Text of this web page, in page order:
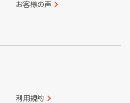
愛媛県
宮崎県
お客様の声
利用規約